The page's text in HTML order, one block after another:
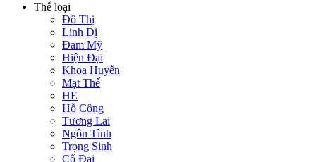
Thể loại
Đô Thị
Linh Dị
Đam Mỹ
Hiện Đại
Khoa Huyễn
Mạt Thế
HE
Hỗ Công
Tương Lai
Ngôn Tình
Trọng Sinh
Cổ Đại